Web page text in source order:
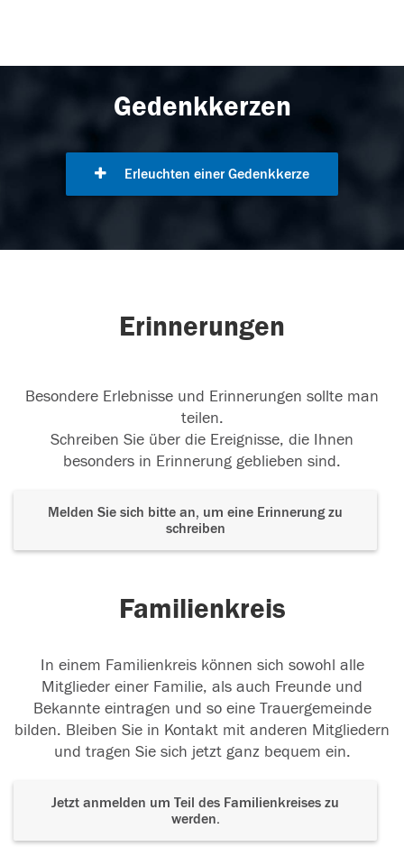
Gedenkkerzen
Erleuchten einer Gedenkkerze
Erinnerungen
Besondere Erlebnisse und Erinnerungen sollte man
teilen.
Schreiben Sie über die Ereignisse, die Ihnen
besonders in Erinnerung geblieben sind.
Melden Sie sich bitte an, um eine Erinnerung zu
schreiben
Familienkreis
In einem Familienkreis können sich sowohl alle
Mitglieder einer Familie, als auch Freunde und
Bekannte eintragen und so eine Trauergemeinde
bilden. Bleiben Sie in Kontakt mit anderen Mitgliedern
und tragen Sie sich jetzt ganz bequem ein.
Jetzt anmelden um Teil des Familienkreises zu
werden.